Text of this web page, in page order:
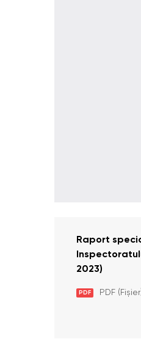
Raport
2023)
PDF PDF